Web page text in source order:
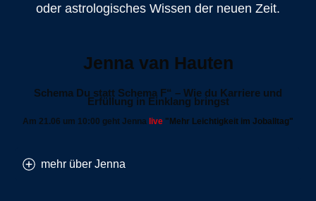
oder astrologisches Wissen der neuen Zeit.
Jenna van Hauten
Schema Du statt Schema F“ – Wie du Karriere und
Erfüllung in Einklang bringst
Am 21.06 um 10:00 geht Jenna live "Mehr Leichtigkeit im Joballtag"
mehr über Jenna